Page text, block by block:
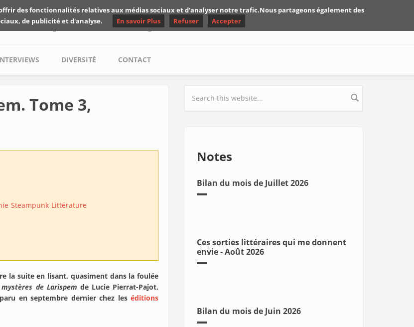
critiques de Yuyine
DIVERSITÉ CONTACT
Tome 3,
Steampunk Littérature
la suite en lisant, quasiment dans la foulée
mystères de Larispem de Lucie Pierrat-Pajot.
en septembre dernier chez leséditions
Search form
Notes
Bilan du mois de Juillet 2026
Ces sorties littéraires qui me donnent
envie - Août 2026
Bilan du mois de Juin 2026
des fonctionnalités relatives aux médias sociaux et d'analyser notre trafic.Nous partageons également des
de publicité et d'analyse.
En savoir Plus Refuser Accepter